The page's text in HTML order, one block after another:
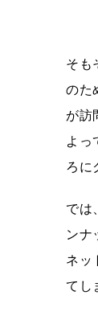
そも
のた
が訪
よっ
ろに
では
ンナ
ネッ
てし